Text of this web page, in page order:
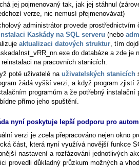
jej pojmenovaný tak, jak jej stáhnul
verze, nic nemusí přejmenovávat)
administrátor provede
Kaskády na SQL serveru (nebo
aktualizaci datových struktur , tím
do databáze a zde je
reinstalaci na pracovních stanicích.
poté uživatelé na uživatelských stanicích
žádá vyšší verzi, a když program zjistí
programům a že potřebný instalační
přímo jeho spuštění.
nyní poskytuje lepší podporu pro
verzi je zcela přepracováno nejen okno
část, která nyní využívá novější funkce
nastavení a rozfázování jednotlivých
provedli důkladný průzkum možných a